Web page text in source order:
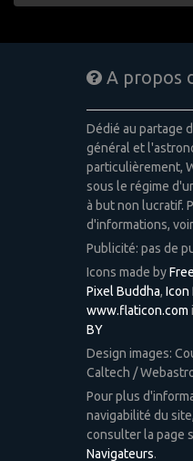
A propos
Dédié au partage
général et
particulièrement,
sous le régime
à but non lucratif.
d'informations,
Publicité: pas de
Icons made by
Pixel Buddha, Icon
www.flaticon.com
BY
Design images:
Caltech /
Pour plus
navigabilité du
consulter la page
Navigateurs.